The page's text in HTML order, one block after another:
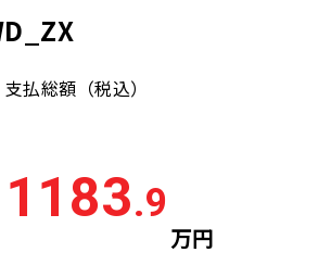
支払総額 （税込）
1183.9
万円